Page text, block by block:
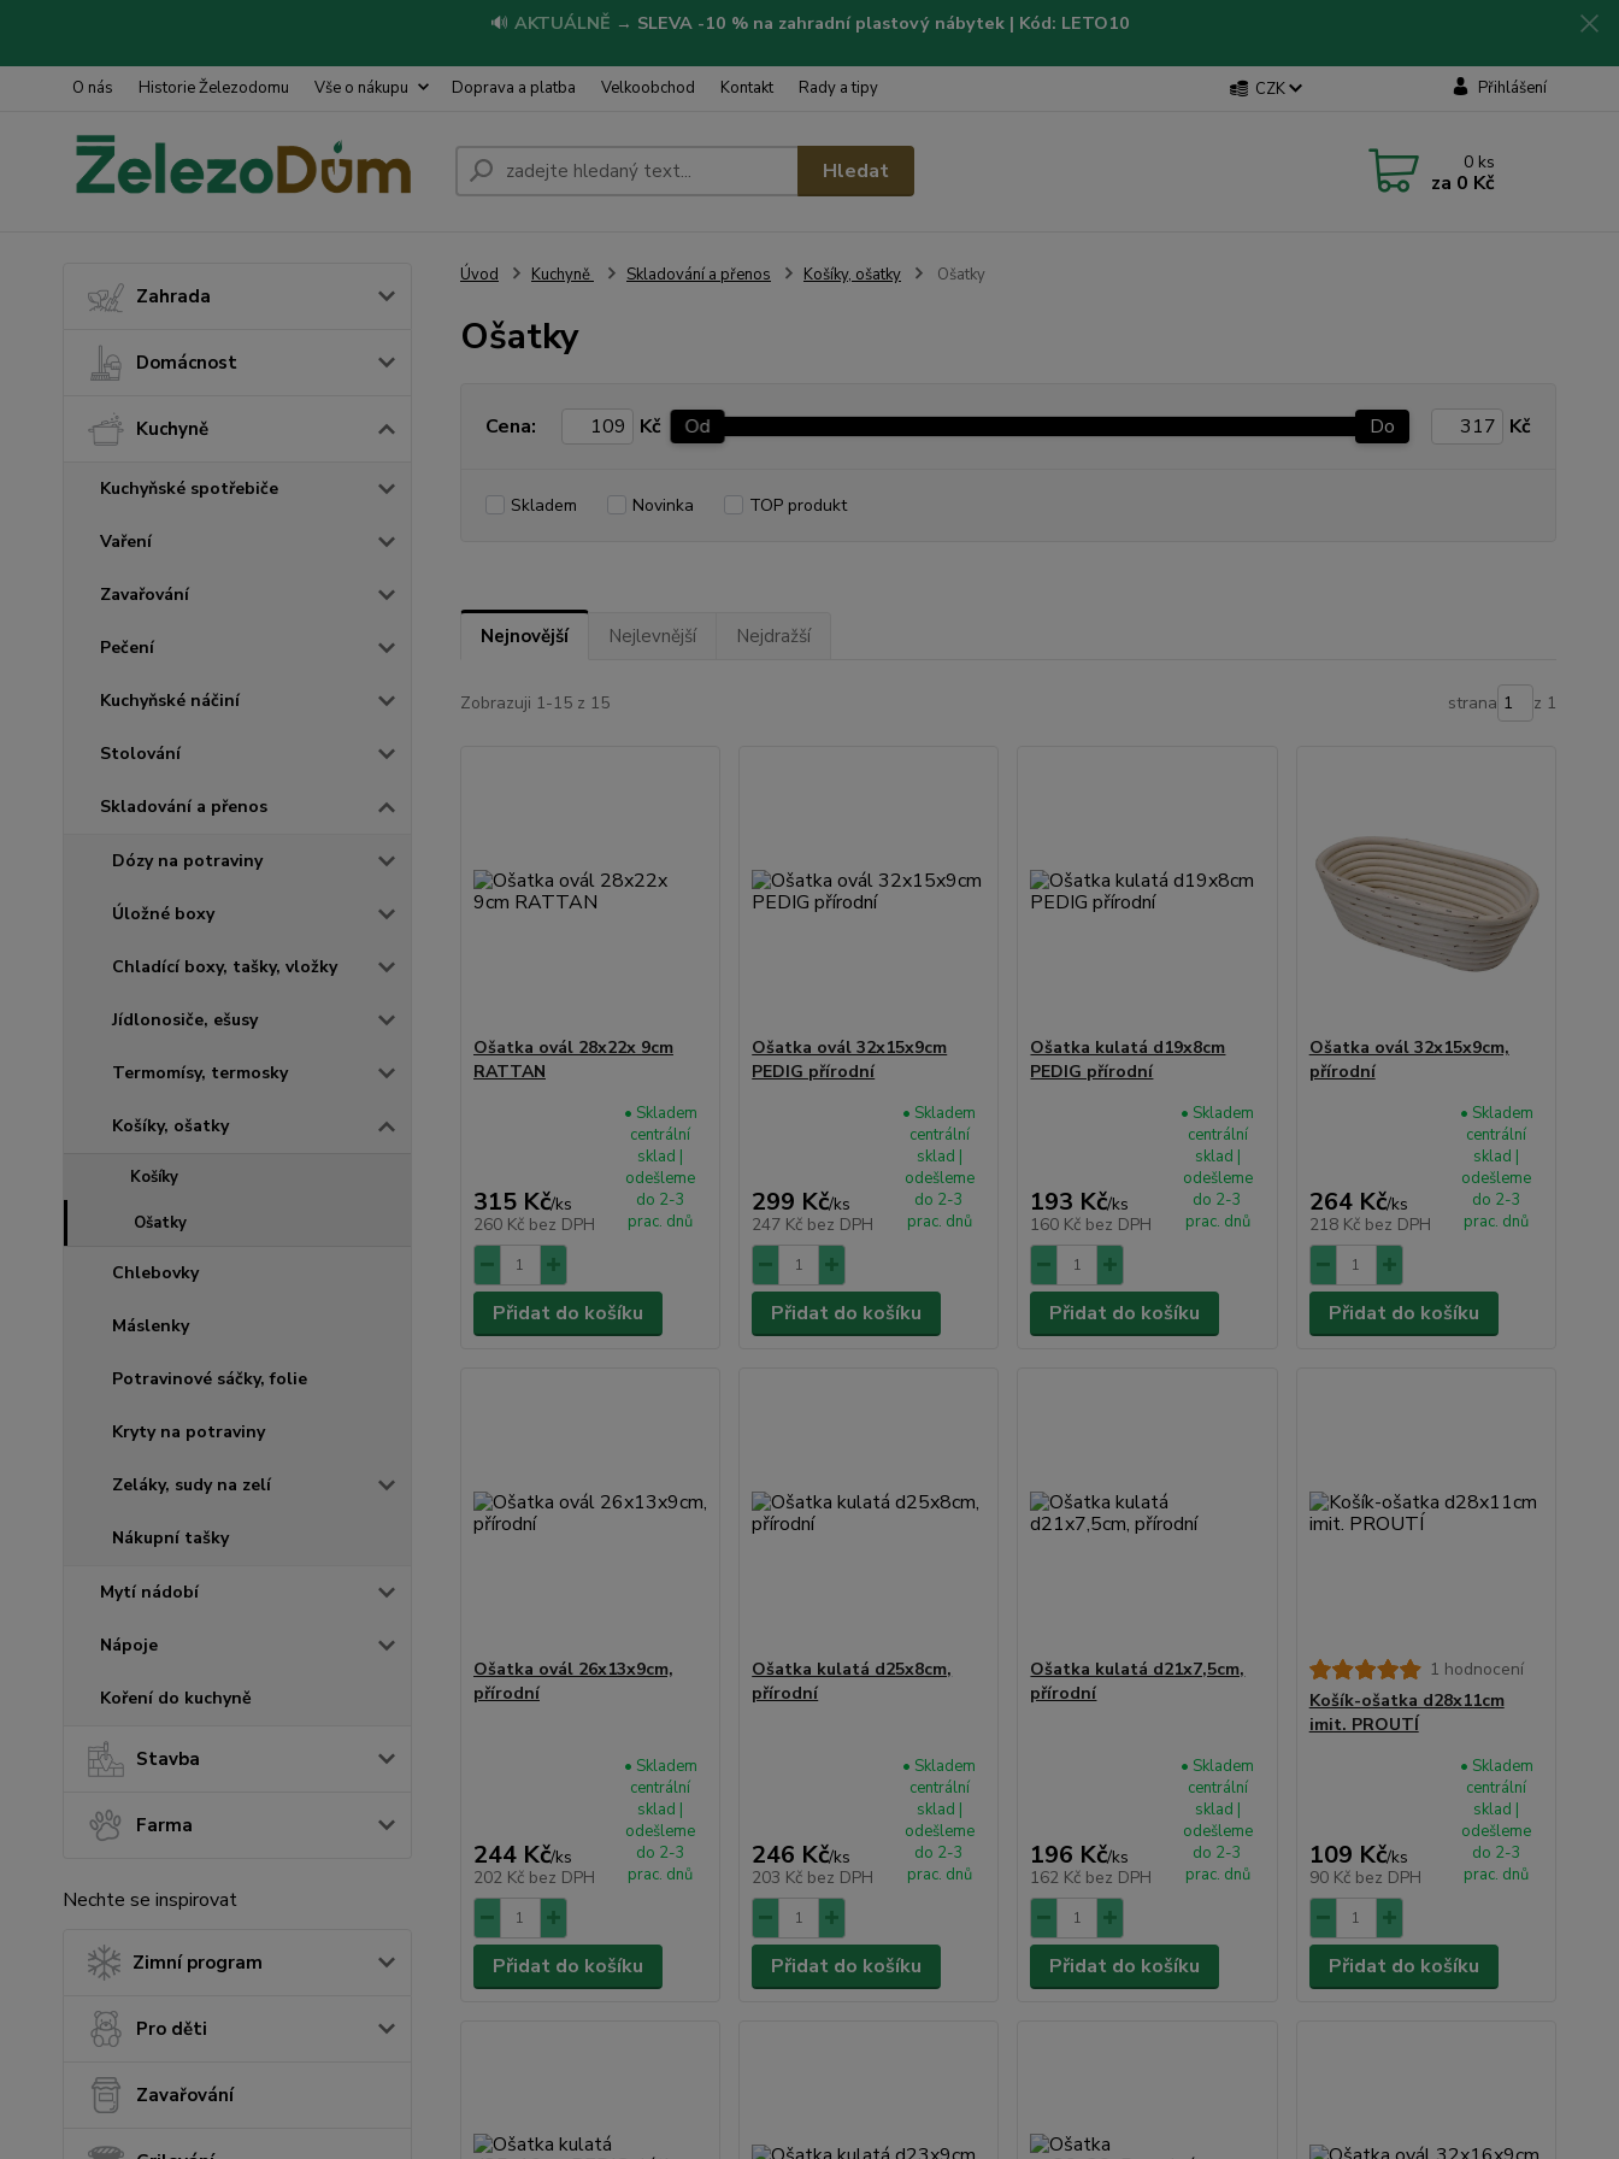
🔊 AKTUÁLNĚ → SLEVA -10 % na zahradní plastový nábytek | Kód: LETO10
O nás Historie Železodomu Vše o nákupu Doprava a platba Velkoobchod Kontakt Rady a tipy CZK Přihlášení
Hledat 0 ks
za 0 Kč
Zahrada
Domácnost
Kuchyně
Kuchyňské spotřebiče
Vaření
Zavařování
Pečení
Kuchyňské náčiní
Stolování
Skladování a přenos
Dózy na potraviny
Úložné boxy
Chladící boxy, tašky, vložky
Jídlonosiče, ešusy
Termomísy, termosky
Košíky, ošatky
Košíky
Ošatky
Chlebovky
Máslenky
Potravinové sáčky, folie
Kryty na potraviny
Zeláky, sudy na zelí
Nákupní tašky
Mytí nádobí
Nápoje
Koření do kuchyně
Stavba
Farma
Nechte se inspirovat
Zimní program
Pro děti
Zavařování
Úvod Kuchyně Skladování a přenos Košíky, ošatky Ošatky
Ošatky
Cena: Kč Od Do Kč
Skladem Novinka TOP produkt
Nejnovější Nejlevnější Nejdražší
Zobrazuji 1-15 z 15 strana z 1
Ošatka ovál 28x22x 9cm
RATTAN
315 Kč/ks
260 Kč bez DPH
• Skladem
centrální
sklad |
odešleme
do 2-3
prac. dnů
Přidat do košíku
Ošatka ovál 32x15x9cm
PEDIG přírodní
299 Kč/ks
247 Kč bez DPH
• Skladem
centrální
sklad |
odešleme
do 2-3
prac. dnů
Přidat do košíku
Ošatka kulatá d19x8cm
PEDIG přírodní
193 Kč/ks
160 Kč bez DPH
• Skladem
centrální
sklad |
odešleme
do 2-3
prac. dnů
Přidat do košíku
Ošatka ovál 32x15x9cm,
přírodní
264 Kč/ks
218 Kč bez DPH
• Skladem
centrální
sklad |
odešleme
do 2-3
prac. dnů
Přidat do košíku
Ošatka ovál 26x13x9cm,
přírodní
244 Kč/ks
202 Kč bez DPH
• Skladem
centrální
sklad |
odešleme
do 2-3
prac. dnů
Přidat do košíku
Ošatka kulatá d25x8cm,
přírodní
246 Kč/ks
203 Kč bez DPH
• Skladem
centrální
sklad |
odešleme
do 2-3
prac. dnů
Přidat do košíku
Ošatka kulatá d21x7,5cm,
přírodní
196 Kč/ks
162 Kč bez DPH
• Skladem
centrální
sklad |
odešleme
do 2-3
prac. dnů
Přidat do košíku
1 hodnocení
Košík-ošatka d28x11cm
imit. PROUTÍ
109 Kč/ks
90 Kč bez DPH
• Skladem
centrální
sklad |
odešleme
do 2-3
prac. dnů
Přidat do košíku